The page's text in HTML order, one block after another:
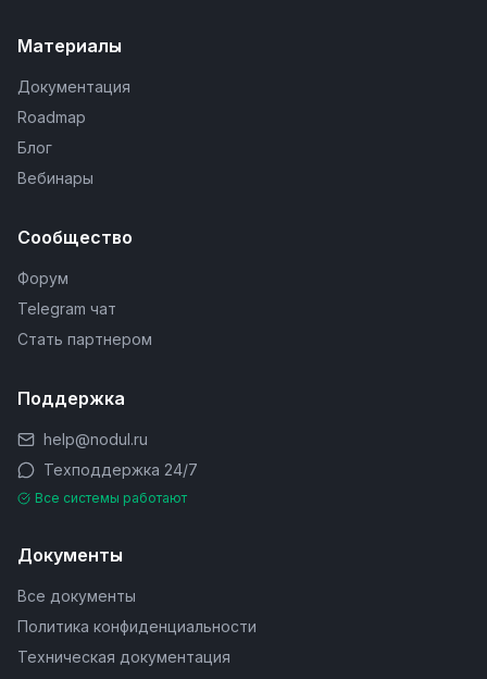
Материалы
Документация
Roadmap
Блог
Вебинары
Сообщество
Форум
Telegram чат
Стать партнером
Поддержка
help@nodul.ru
Техподдержка 24/7
Все системы работают
Документы
Все документы
Политика конфиденциальности
Техническая документация